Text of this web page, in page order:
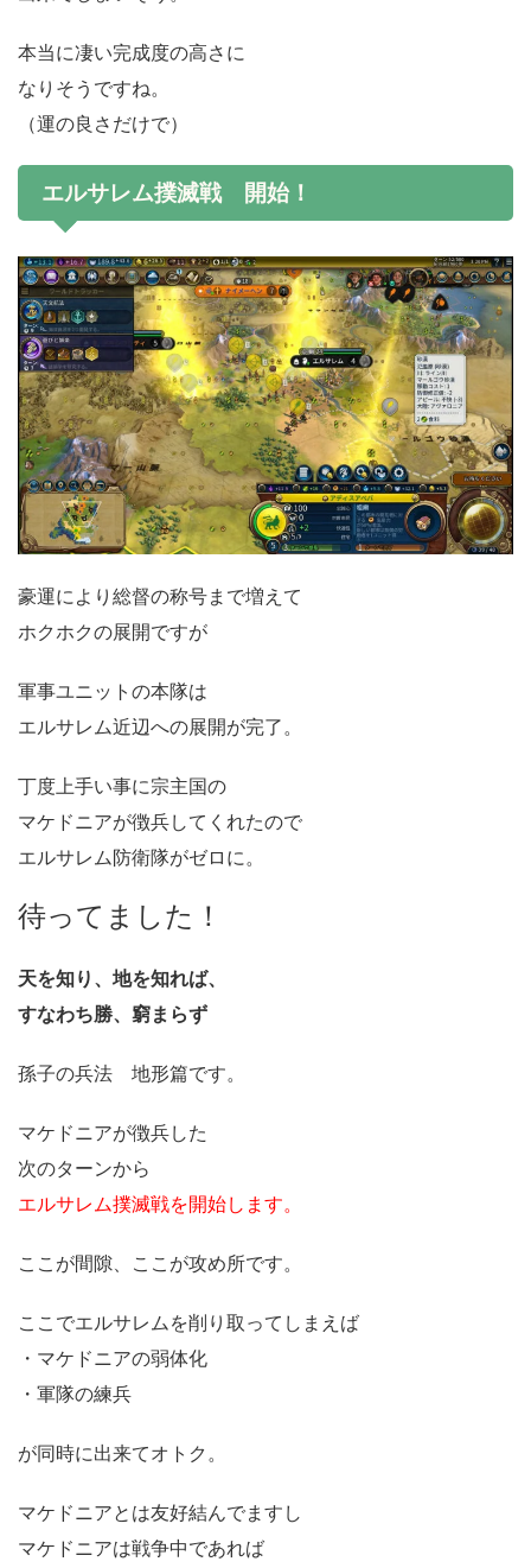
本当に凄い完成度の高さに
なりそうですね。
（運の良さだけで）
エルサレム撲滅戦 開始！
豪運により総督の称号まで増えて
ホクホクの展開ですが
軍事ユニットの本隊は
エルサレム近辺への展開が完了。
丁度上手い事に宗主国の
マケドニアが徴兵してくれたので
エルサレム防衛隊がゼロに。
待ってました！
天を知り、地を知れば、
すなわち勝、窮まらず
孫子の兵法 地形篇です。
マケドニアが徴兵した
次のターンから
エルサレム撲滅戦を開始します。
ここが間隙、ここが攻め所です。
ここでエルサレムを削り取ってしまえば
・マケドニアの弱体化
・軍隊の練兵
が同時に出来てオトク。
マケドニアとは友好結んでますし
マケドニアは戦争中であれば